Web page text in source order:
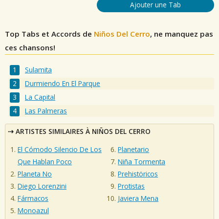
Ajouter une Tab
Top Tabs et Accords de Niños Del Cerro, ne manquez pas
ces chansons!
Sulamita
Durmiendo En El Parque
La Capital
Las Palmeras
ARTISTES SIMILAIRES À NIÑOS DEL CERRO
El Cómodo Silencio De Los
Que Hablan Poco
Planeta No
Diego Lorenzini
Fármacos
Monoazul
Planetario
Niña Tormenta
Prehistöricos
Protistas
Javiera Mena